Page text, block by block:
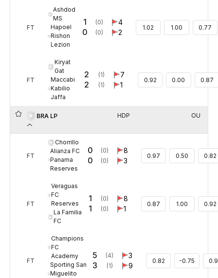
FT
Ashdod
MS
Hapoel
Rishon
Lezion
1
0
(0)
(0)
4
2
1.02 1.00 0.77
FT
Kiryat
Gat
Maccabi
Kabilio
Jaffa
2
2
(1)
(1)
7
1
0.92 0.00 0.87
BRA LP HDP OU
FT
Chorrillo
Alianza FC
Panama
Reserves
0
0
(0)
(0)
8
3
0.97 0.50 0.82
FT
Veraguas
FC
Reserves
La Familia
FC
1
1
(0)
(0)
8
1
0.87 1.00 0.92
FT
Champions
FC
Academy
Sporting San
Miguelito
5
3
(4)
(1)
3
9
0.82 -0.75